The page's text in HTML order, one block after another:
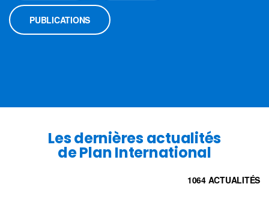
PUBLICATIONS
Les dernières actualités
de Plan International
1064 ACTUALITÉS